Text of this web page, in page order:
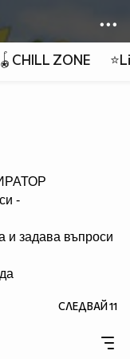
🪀CHILL ZONE
-
и задава въпроси
по голяма нужда -
два пъти -
СЛЕДВАЙ11